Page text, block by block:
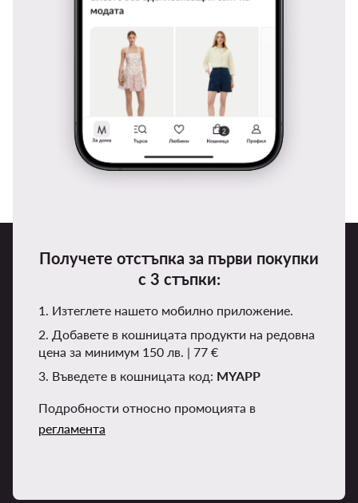
Получете отстъпка за първи покупки
с 3 стъпки:
1. Изтеглете нашето мобилно приложение.
2. Добавете в кошницата продукти на редовна
цена за минимум 150 лв. | 77 €
3. Въведете в кошницата код: MYAPP
Подробности относно промоцията в
регламента